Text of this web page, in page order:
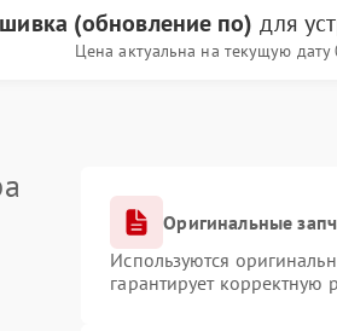
(обновление по) для
Цена актуальна на текущую
Оригинальные
Используются
гарантирует корректную